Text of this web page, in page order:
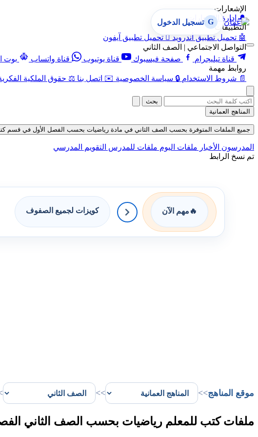
الإشعارات
🔔 إدارة الإشعارات
التطبيقات
🤖 تحميل تطبيق أندرويد  تحميل تطبيق آيفون
التواصل الاجتماعي | الصف الثاني
قناة تيليجرام
صفحة فيسبوك قناة يوتيوب قناة واتساب بوت
روابط مهمة
📄 شروط الاستخدام 🔒 سياسة الخصوصية ✉️ اتصل بنا ⚖️ حقوق الملكية
G تسجيل الدخول
بحث
المناهج العمانية
جميع الملفات المتوفرة بحسب الصف الثاني في مادة رياضيات بحسب الفصل الأول في قسم كتب للمعلم
المدرسون الأخبار ملفات اليوم ملفات للمدرس التقويم المدرسي
تم نسخ الرابط
🔥 مهم الآن كويزات لجميع الصفوف
موقع المناهج>>
>>
ملفات كتب للمعلم رياضيات بحسب الصف الثاني